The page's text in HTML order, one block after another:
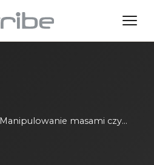
Manipulowanie masami czy…